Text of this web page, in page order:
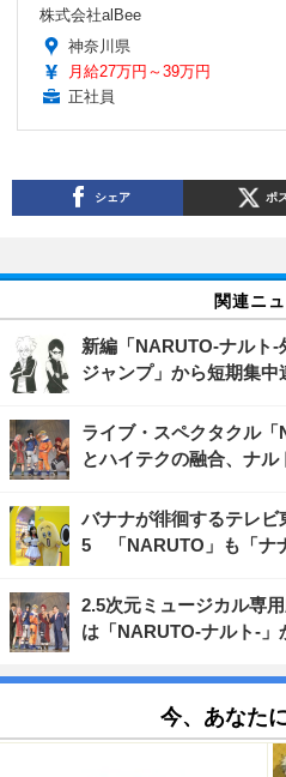
株式会社alBee
神奈川県
月給27万円～39万円
正社員
シェア ポ
関連ニ
新編「NARUTO-ナルト-
ジャンプ」から短期集中
ライブ・スペクタクル
とハイテクの融合、ナル
バナナが徘徊するテレ
5 「NARUTO」も「ナ
2.5次元ミュージカル専
は「NARUTO-ナルト-」
今、あなた